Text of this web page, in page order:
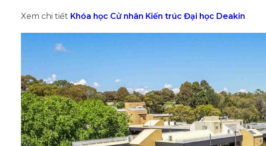
Xem chi tiết Khóa học Cử nhân Kiến trúc Đại học Deakin